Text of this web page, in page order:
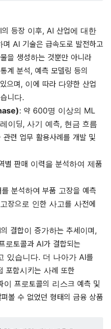
등장 이후, AI 산업에 대한
AI 기술은 급속도로 발전하고
을 생성하는 것뿐만 아니라
계 분석, 예측 모델링 등의
으며, 이에 따라 다양한 산업
니다.
: 약 600명 이상의 ML
이딩, 사기 예측, 현금 흐름
련 업무 활용사례를 개발 및
별 판매 이력을 분석하여 제품
분석하여 부품 고장을 예측
장으로 인한 사고를 사전에
결합이 증가하는 추세이며,
로토콜과 AI가 결합되는
있습니다. 더 나아가 AI를
포함시키는 사례 또한
이 프로토콜의 리스크 예측 및
볼 수 없었던 형태의 금융 상품